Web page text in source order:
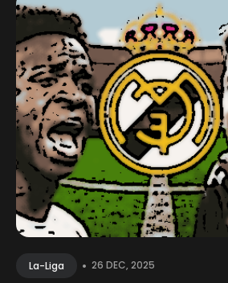
La-Liga • 26 DEC, 2025